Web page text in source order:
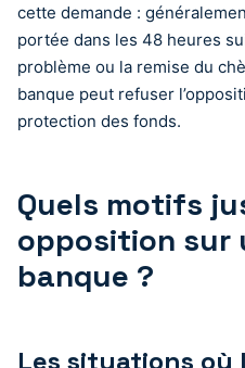
cette demande :
portée dans les 48 heures
problème ou la remise du
banque peut refuser
protection des fonds.
Quels motifs
opposition sur
banque ?
Les situations où